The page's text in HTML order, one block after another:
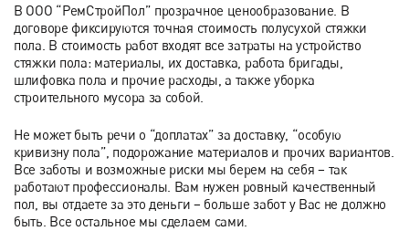
В ООО “РемСтройПол” прозрачное ценообразование. В
договоре фиксируются точная стоимость полусухой стяжки
пола. В стоимость работ входят все затраты на устройство
стяжки пола: материалы, их доставка, работа бригады,
шлифовка пола и прочие расходы, а также уборка
строительного мусора за собой.
Не может быть речи о “доплатах” за доставку, “особую
кривизну пола”, подорожание материалов и прочих вариантов.
Все заботы и возможные риски мы берем на себя – так
работают профессионалы. Вам нужен ровный качественный
пол, вы отдаете за это деньги – больше забот у Вас не должно
быть. Все остальное мы сделаем сами.